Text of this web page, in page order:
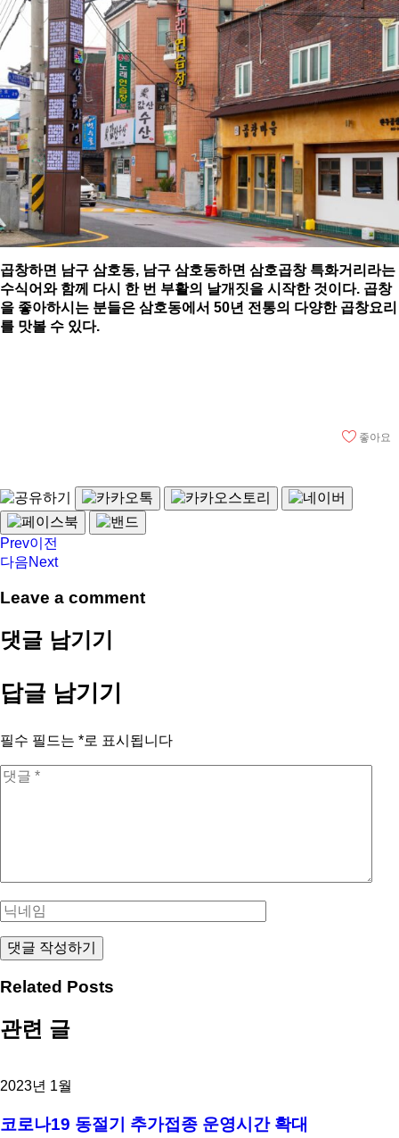
곱창하면 남구 삼호동, 남구 삼호동하면 삼호곱창 특화거리라는
수식어와 함께 다시 한 번 부활의 날개짓을 시작한 것이다. 곱창
을 좋아하시는 분들은 삼호동에서 50년 전통의 다양한 곱창요리
를 맛볼 수 있다.
좋아요
Prev이전
다음Next
Leave a comment
댓글 남기기
답글 남기기
필수 필드는 *로 표시됩니다
Related Posts
관련 글
2023년 1월
코로나19 동절기 추가접종 운영시간 확대